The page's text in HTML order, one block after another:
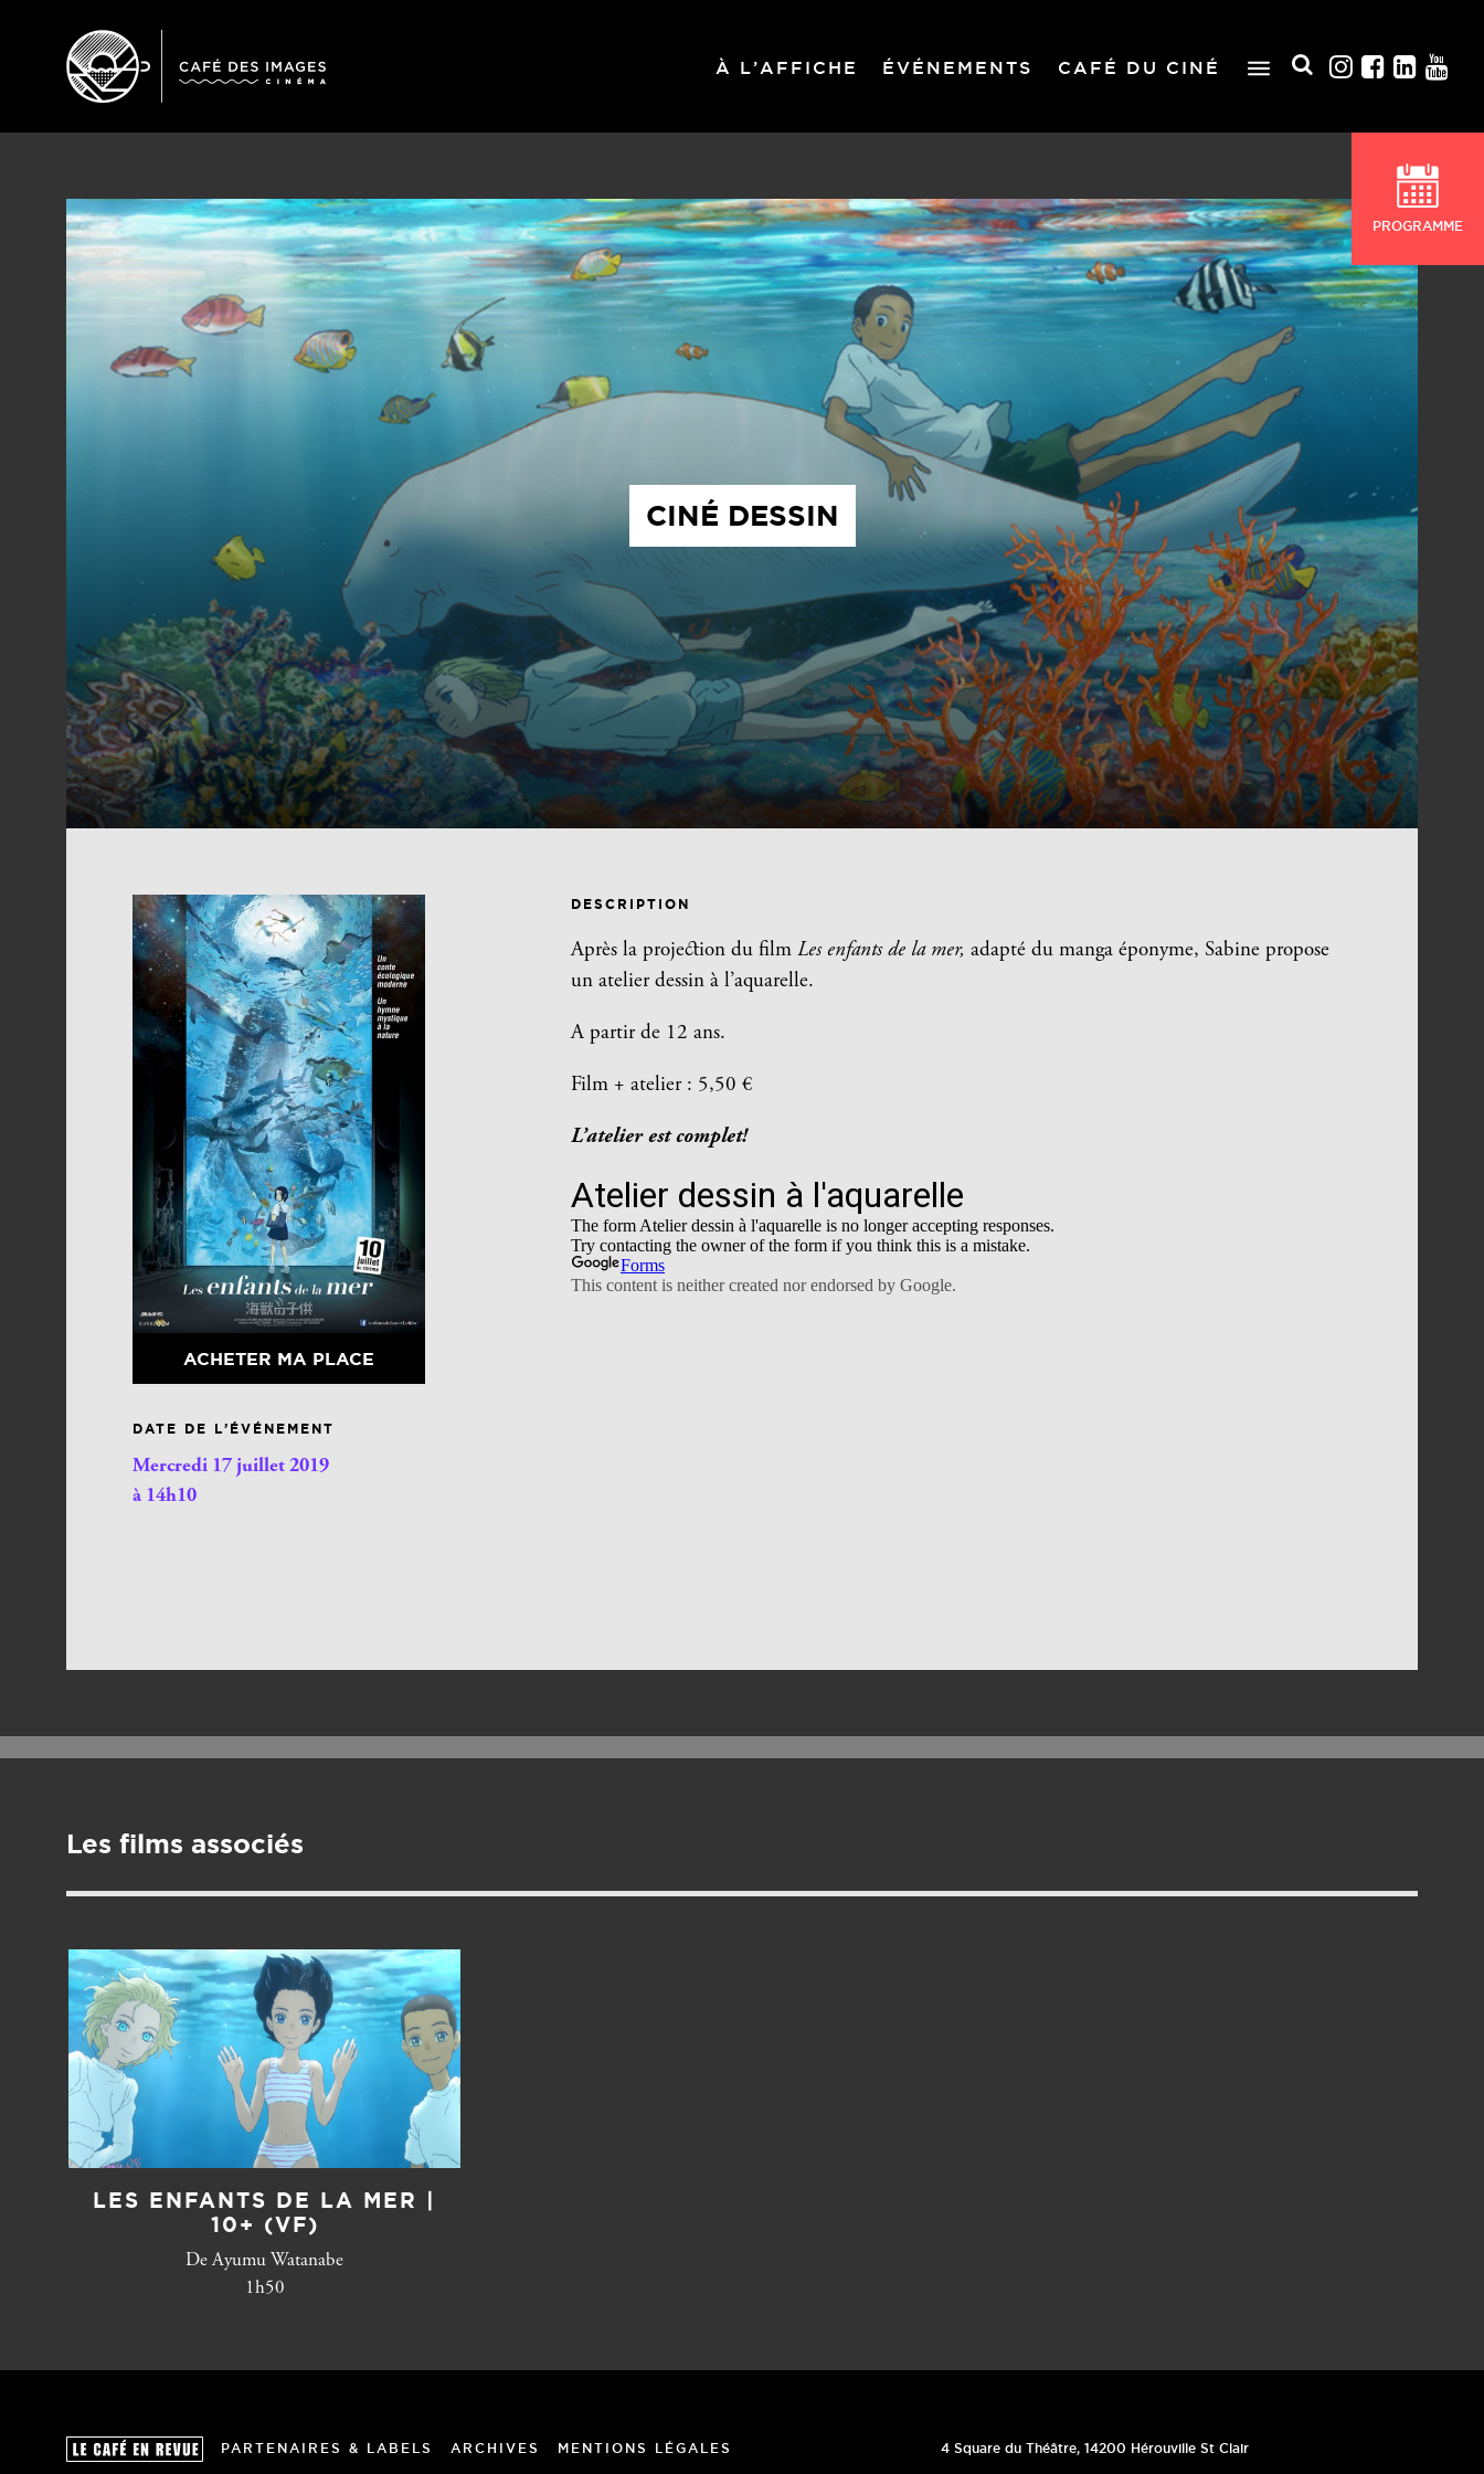
À L’AFFICHE ÉVÉNEMENTS CAFÉ DU CINÉ
PROGRAMME
CINÉ DESSIN
ACHETER MA PLACE
DATE DE L’ÉVÉNEMENT
Mercredi 17 juillet 2019
à 14h10
DESCRIPTION
Après la projection du filmLes enfants de la mer, adapté du manga éponyme, Sabine propose
un atelier dessin à l’aquarelle.
A partir de 12 ans.
Film + atelier : 5,50 €
L’atelier est complet!
Les films associés
LES ENFANTS DE LA MER |
10+ (VF)
De Ayumu Watanabe
1h50
PARTENAIRES & LABELS ARCHIVES MENTIONS LÉGALES 4 Square du Théâtre, 14200 Hérouville St Clair